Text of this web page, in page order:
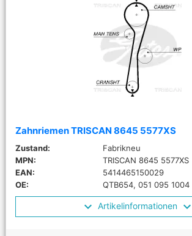
Zahnriemen TRISCAN 8645 5577XS
Zustand:
Fabrikneu
MPN:
TRISCAN 8645 5577XS
EAN:
5414465150029
OE:
QTB654, 051 095 1004
Artikelinformationen